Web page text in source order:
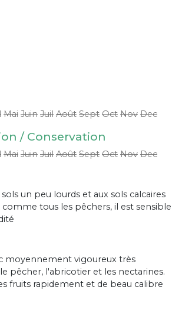
Mai Juin Juil Août Sept Oct Nov Dec
/ Conservation
Mai Juin Juil Août Sept Oct Nov Dec
sols un peu lourds et aux sols calcaires
tous les pêchers, il est sensible
moyennement vigoureux très
pêcher, l'abricotier et les nectarines.
fruits rapidement et de beau calibre